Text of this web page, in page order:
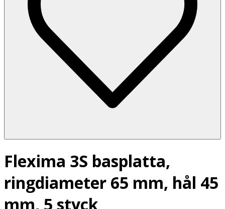
Flexima 3S basplatta,
ringdiameter 65 mm, hål 45
mm, 5 styck